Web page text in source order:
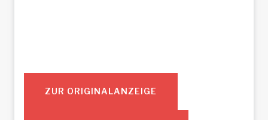
ZUR ORIGINALANZEIGE